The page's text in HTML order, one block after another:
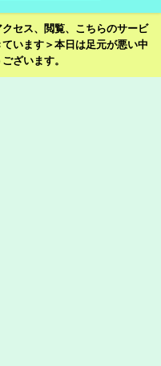
セス、閲覧、こちらのサービ
います＞本日は足元が悪い中
ざいます。